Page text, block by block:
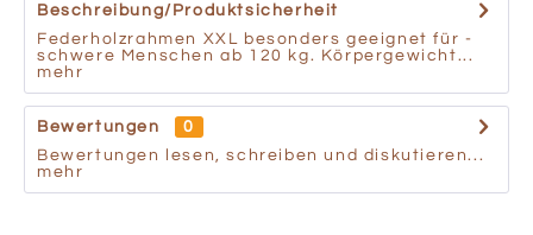
Beschreibung/Produktsicherheit
Federholzrahmen XXL besonders geeignet für -
schwere Menschen ab 120 kg. Körpergewicht...
mehr
Bewertungen
0
Bewertungen lesen, schreiben und diskutieren...
mehr